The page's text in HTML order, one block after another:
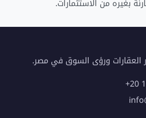
بغيره من الاستثمارات.
العقارات ورؤى السوق في مصر.
+20